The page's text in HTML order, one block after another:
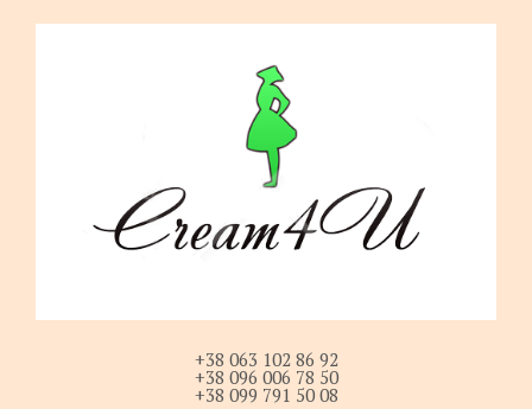
+38 063 102 86 92
+38 096 006 78 50
+38 099 791 50 08